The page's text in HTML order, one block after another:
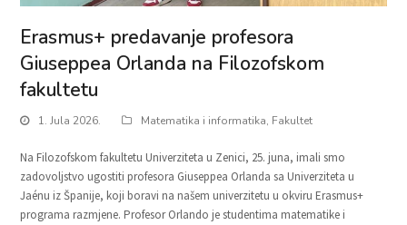
Erasmus+ predavanje profesora
Giuseppea Orlanda na Filozofskom
fakultetu
1. Jula 2026. Matematika i informatika, Fakultet
Na Filozofskom fakultetu Univerziteta u Zenici, 25. juna, imali smo
zadovoljstvo ugostiti profesora Giuseppea Orlanda sa Univerziteta u
Jaénu iz Španije, koji boravi na našem univerzitetu u okviru Erasmus+
programa razmjene. Profesor Orlando je studentima matematike i